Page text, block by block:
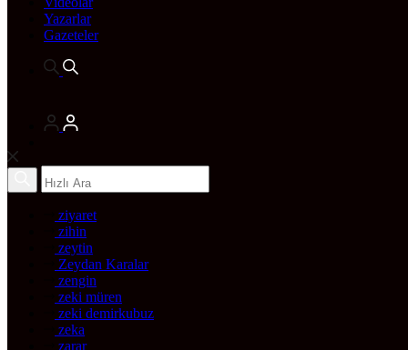
Yazarlar
Gazeteler
ziyaret
zihin
zeytin
Zeydan Karalar
zengin
zeki müren
zeki demirkubuz
zeka
zarar